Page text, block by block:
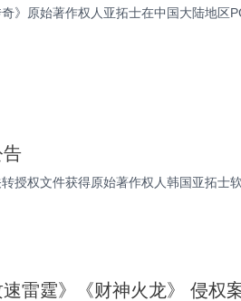
》原始著作权人亚拓士在中国大陆地区
告
授权文件获得原始著作权人韩国亚拓士
雷霆》《财神火龙》 侵权